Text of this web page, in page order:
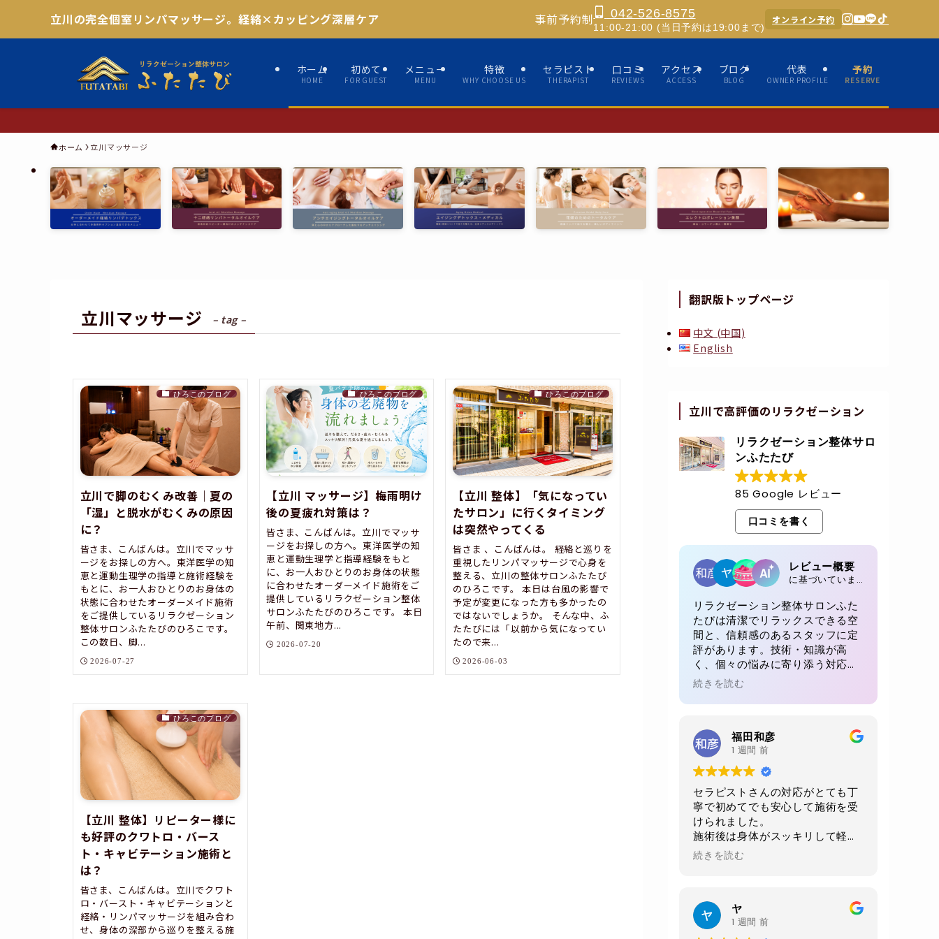
立川の完全個室リンパマッサージ。経絡×カッピング深層ケア 事前予約制 042-526-8575
11:00-21:00 (当日予約は19:00まで)
オンライン予約
ホーム
HOME
初めて
FOR GUEST
メニュー
MENU
特徴
WHY CHOOSE US
セラピスト
THERAPIST
口コミ
REVIEWS
アクセス
ACCESS
ブログ
BLOG
代表
OWNER PROFILE
予約
RESERVE
ホーム 立川マッサージ
立川マッサージ – tag –
ひろこのブログ
立川で脚のむくみ改善｜夏の
「湿」と脱水がむくみの原因
に？
皆さま、こんばんは。立川でマッサ
ージをお探しの方へ。東洋医学の知
恵と運動生理学の指導と施術経験を
もとに、お一人おひとりのお身体の
状態に合わせたオーダーメイド施術
をご提供しているリラクゼーション
整体サロンふたたびのひろこです。
この数日、脚...
2026-07-27
ひろこのブログ
【立川 マッサージ】梅雨明け
後の夏疲れ対策は？
皆さま、こんばんは。立川でマッサ
ージをお探しの方へ。東洋医学の知
恵と運動生理学と指導経験をもと
に、お一人おひとりのお身体の状態
に合わせたオーダーメイド施術をご
提供しているリラクゼーション整体
サロンふたたびのひろこです。 本日
午前、関東地方...
2026-07-20
ひろこのブログ
【立川 整体】「気になってい
たサロン」に行くタイミング
は突然やってくる
皆さま 、こんばんは。 経絡と巡りを
重視したリンパマッサージで心身を
整える、立川の整体サロンふたたび
のひろこです。 本日は台風の影響で
予定が変更になった方も多かったの
ではないでしょうか。 そんな中、ふ
たたびには「以前から気になってい
たので来...
2026-06-03
ひろこのブログ
【立川 整体】リピーター様に
も好評のクワトロ・バース
ト・キャビテーション施術と
は？
皆さま、こんばんは。立川でクワト
ロ・バースト・キャビテーションと
経絡・リンパマッサージを組み合わ
せ、身体の深部から巡りを整える施
翻訳版トップページ
中文 (中国)
English
立川で高評価のリラクゼーション
リラクゼーション整体サロ
ンふたたび
85 Google レビュー
口コミを書く
レビュー概要
に基づいています 85 レビュー
リラクゼーション整体サロンふた
たびは清潔でリラックスできる空
間と、信頼感のあるスタッフに定
評があります。技術・知識が高
く、個々の悩みに寄り添う対応が
魅力。初回でも、毎回でも満足感
が得られると多くの方が絶賛。リ
ピート率が高い理由が感じられる
続きを読む
福田和彦
1 週間 前
セラピストさんの対応がとても丁
寧で初めてでも安心して施術を受
けられました。
施術後は身体がスッキリして軽く
なりました。
当日に2週間後の予約をお願いし
れており非常に清潔感がありま
す。おすすめお店です。
続きを読む
ヤ
1 週間 前